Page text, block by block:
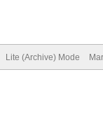
Lite (Archive) Mode